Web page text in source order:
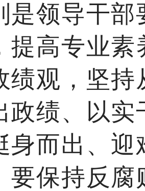
是领导干
提高专业
绩观，坚
政绩、以
身而出、
要保持反